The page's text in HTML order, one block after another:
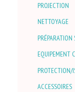
PROJECTION
NETTOYAGE
PRÉPARATION
EQUIPEMENT
PROTECTION/
ACCESSOIRES